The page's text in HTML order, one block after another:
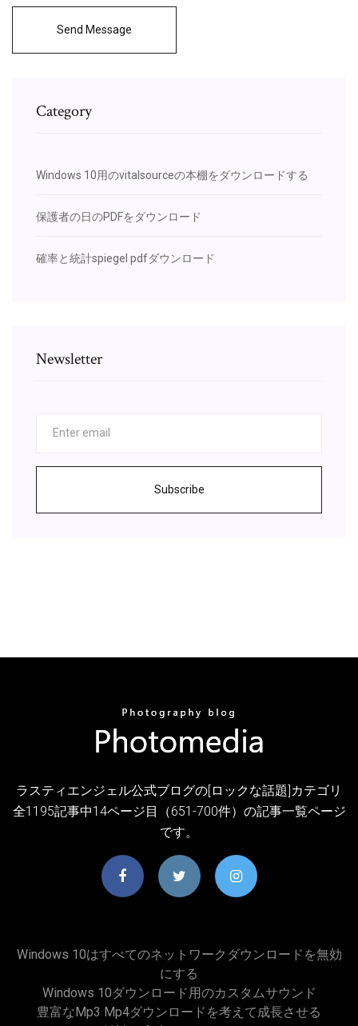
Send Message
Category
Windows 10用のvitalsourceの本棚をダウンロードする
保護者の日のPDFをダウンロード
確率と統計spiegel pdfダウンロード
Newsletter
Subscribe
ラスティエンジェル公式ブログの[ロックな話題]カテゴリ
全1195記事中14ページ目（651-700件）の記事一覧ページ
です。
Windows 10はすべてのネットワークダウンロードを無効
にする
Windows 10ダウンロード用のカスタムサウンド
豊富なmp3 Mp4ダウンロードを考えて成長させる